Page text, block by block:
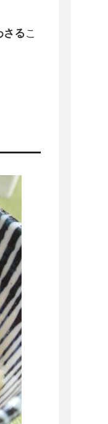
さるこ